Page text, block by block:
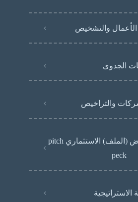
والتشخيص
الجدوى
والتراخيص
خدمة إعداد العرض (الملف) الاستثماري pitch
peck